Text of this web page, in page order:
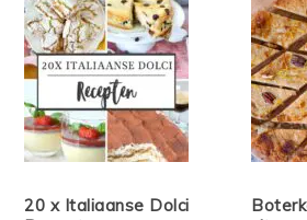
20 x Italiaanse Dolci